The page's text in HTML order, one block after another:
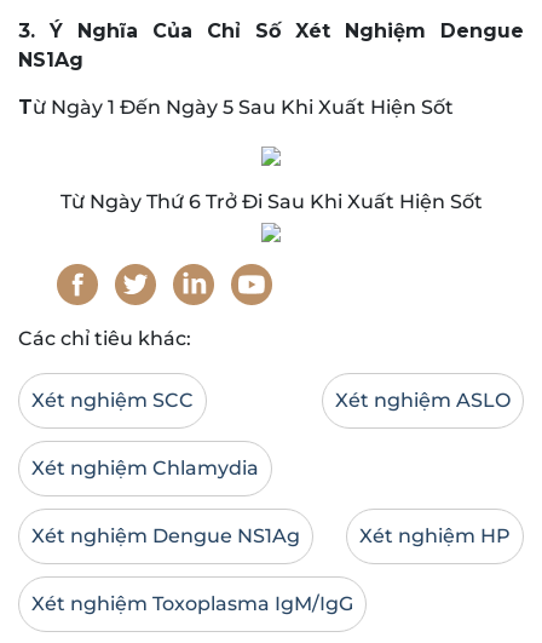
3. Ý Nghĩa Của Chỉ Số Xét Nghiệm Dengue
NS1Ag
Từ Ngày 1 Đến Ngày 5 Sau Khi Xuất Hiện Sốt
Từ Ngày Thứ 6 Trở Đi Sau Khi Xuất Hiện Sốt
Các chỉ tiêu khác:
Xét nghiệm SCC Xét nghiệm ASLO
Xét nghiệm Chlamydia
Xét nghiệm Dengue NS1Ag Xét nghiệm HP
Xét nghiệm Toxoplasma IgM/IgG